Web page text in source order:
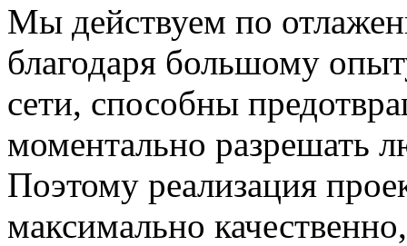
Мы действуем по
благодаря большому
сети, способны
моментально разрешать
Поэтому реализация
максимально